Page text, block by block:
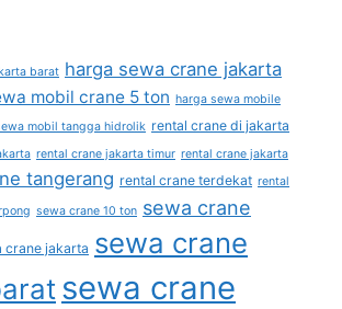
barat harga sewa crane jakarta
mobil crane 5 ton harga sewa mobile
mobil tangga hidrolik rental crane di jakarta
rental crane jakarta timur rental crane jakarta
tangerang rental crane terdekat rental
sewa crane 10 ton sewa crane
crane jakarta sewa crane
sewa crane